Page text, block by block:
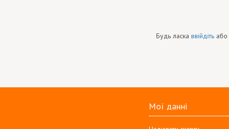
Будь ласка ввійдіть або
Мої данні